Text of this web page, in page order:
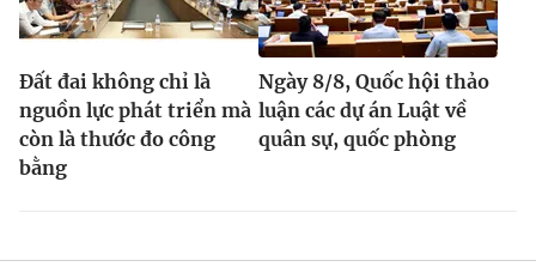
Đất đai không chỉ là
nguồn lực phát triển mà
còn là thước đo công
bằng
Ngày 8/8, Quốc hội thảo
luận các dự án Luật về
quân sự, quốc phòng